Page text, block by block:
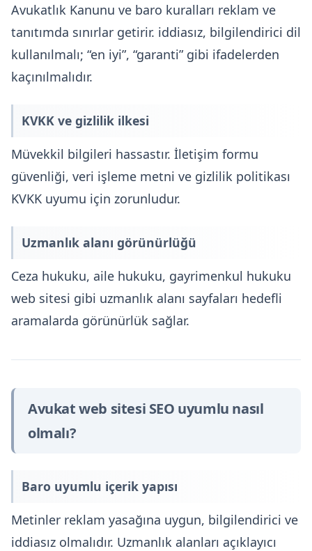
Avukatlık Kanunu ve baro kuralları reklam ve
tanıtımda sınırlar getirir. iddiasız, bilgilendirici dil
kullanılmalı; “en iyi”, “garanti” gibi ifadelerden
kaçınılmalıdır.
KVKK ve gizlilik ilkesi
Müvekkil bilgileri hassastır. İletişim formu
güvenliği, veri işleme metni ve gizlilik politikası
KVKK uyumu için zorunludur.
Uzmanlık alanı görünürlüğü
Ceza hukuku, aile hukuku, gayrimenkul hukuku
web sitesi gibi uzmanlık alanı sayfaları hedefli
aramalarda görünürlük sağlar.
Avukat web sitesi SEO uyumlu nasıl
olmalı?
Baro uyumlu içerik yapısı
Metinler reklam yasağına uygun, bilgilendirici ve
iddiasız olmalıdır. Uzmanlık alanları açıklayıcı